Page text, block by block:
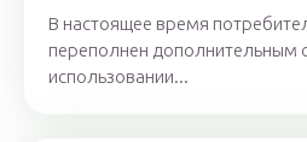
В настоящее время
переполнен дополнительным
использовании...